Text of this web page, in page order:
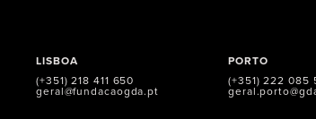
LISBOA
(+351) 218 411 650
geral@fundacaogda.pt
PORTO
(+351) 222 085